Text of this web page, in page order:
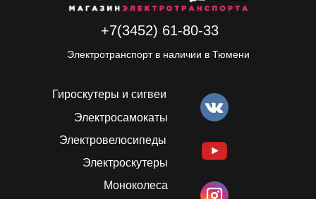
Гироскутеры и сигвеи
Электросамокаты
Электровелосипеды
Электроскутеры
Моноколеса
+7(3452) 61-80-33
Электротранспорт в наличии в Тюмени